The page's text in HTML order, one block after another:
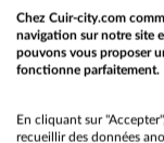
Chez Cuir-city.com
navigation sur notre site
pouvons vous proposer
fonctionne parfaitement.
En cliquant sur
recueillir des données